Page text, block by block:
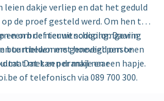
dakje verliep en dat het geduld
de proef gesteld werd. Om hen te
en om de nieuwe schoolomgeving
buurtbewoners genodigd om te
met een drankje en een hapje.
een brief ter uitnodiging. Daarin
te melden met hoeveel personen
Dat kan per mail naar
of telefonisch via 089 700 300.